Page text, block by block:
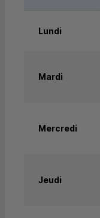
Lundi
Mardi
Mercredi
Jeudi